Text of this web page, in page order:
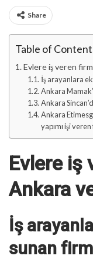
Share
Table of
Evlere iş veren
İş arayanlara
Ankara
Ankara
Ankara
yapımı işi
Evlere iş
Ankara
İş
sunan